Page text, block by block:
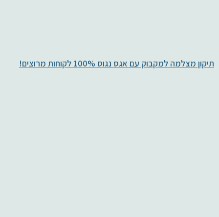
תיקון מצלמה למקבוק עם אגס נגוס 100% לקוחות מרוצים!